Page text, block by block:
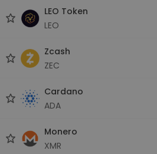
LEO Token
LEO
Zcash
ZEC
Cardano
ADA
Monero
XMR